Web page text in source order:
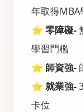
年取得MBA
⭐️ 零障礙-
學習門檻
⭐️ 師資強-
⭐️ 就業強-
卡位